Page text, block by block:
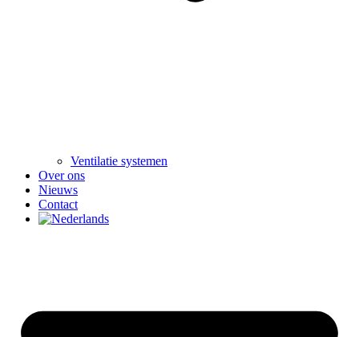
Ventilatie systemen
Over ons
Nieuws
Contact